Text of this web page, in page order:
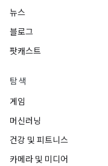
뉴스
블로그
팟캐스트
탐색
게임
머신러닝
건강 및 피트니스
카메라 및 미디어